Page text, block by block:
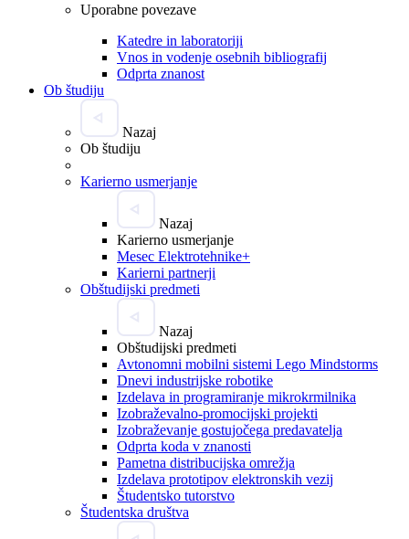
Uporabne povezave
Katedre in laboratoriji
Vnos in vodenje osebnih bibliografij
Odprta znanost
Ob študiju
Nazaj
Ob študiju
Karierno usmerjanje
Nazaj
Karierno usmerjanje
Mesec Elektrotehnike+
Karierni partnerji
Obštudijski predmeti
Nazaj
Obštudijski predmeti
Avtonomni mobilni sistemi Lego Mindstorms
Dnevi industrijske robotike
Izdelava in programiranje mikrokrmilnika
Izobraževalno-promocijski projekti
Izobraževanje gostujočega predavatelja
Odprta koda v znanosti
Pametna distribucijska omrežja
Izdelava prototipov elektronskih vezij
Študentsko tutorstvo
Študentska društva